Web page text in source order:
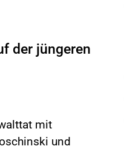
der jüngeren
mit
und